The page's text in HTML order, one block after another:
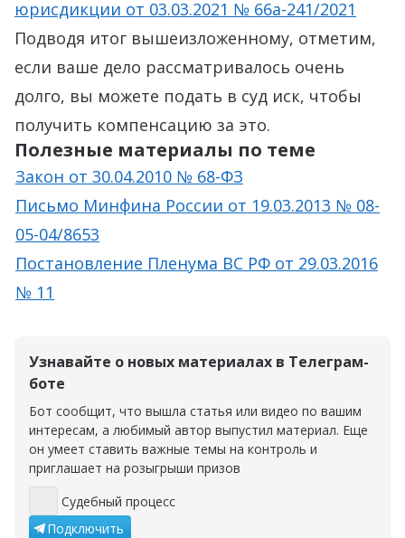
юрисдикции от 03.03.2021 № 66а-241/2021
Подводя итог вышеизложенному, отметим,
если ваше дело рассматривалось очень
долго, вы можете подать в суд иск, чтобы
получить компенсацию за это.
Полезные материалы по теме
Закон от 30.04.2010 № 68-ФЗ
Письмо Минфина России от 19.03.2013 № 08-
05-04/8653
Постановление Пленума ВС РФ от 29.03.2016
№ 11
Узнавайте о новых материалах в Телеграм-
боте
Бот сообщит, что вышла статья или видео по вашим
интересам, а любимый автор выпустил материал. Еще
он умеет ставить важные темы на контроль и
приглашает на розыгрыши призов
Судебный процесс
Судебный процесс
Подключить